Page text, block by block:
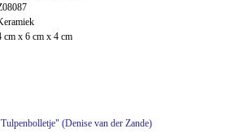
cm x 6 cm x 4 cm
(Denise van der Zande)